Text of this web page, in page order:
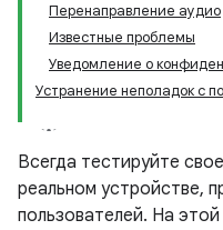
Перенаправление аудио
Известные проблемы
Уведомление о
Устранение неполадок с
Всегда тестируйте
реальном устройстве,
пользователей. На